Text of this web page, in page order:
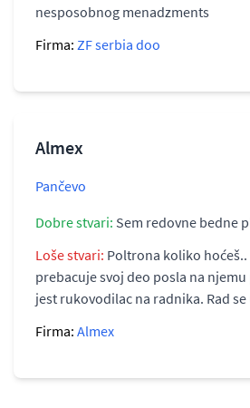
nesposobnog menadzments
Firma: ZF serbia doo
Almex
Pančevo
Dobre stvari: Sem redovne bedne
Loše stvari: Poltrona koliko hoćeš..
prebacuje svoj deo posla na
jest rukovodilac na radnika. Rad
Firma: Almex